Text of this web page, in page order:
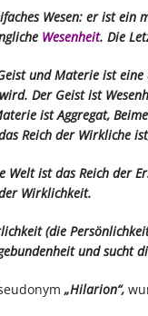
Wesen: er ist ein
Wesenheit. Die
und Materie ist
Der Geist ist
ist Aggregat,
Reich der Wirkliche
Welt ist das Reich der
Wirklichkeit.
(die
und sucht
„Hilarion“,